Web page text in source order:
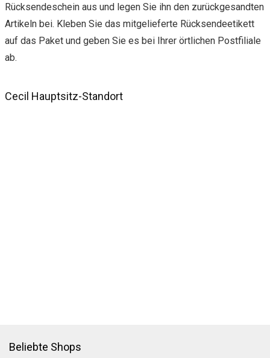
Rücksendeschein aus und legen Sie ihn den zurückgesandten
Artikeln bei. Kleben Sie das mitgelieferte Rücksendeetikett
auf das Paket und geben Sie es bei Ihrer örtlichen Postfiliale
ab.
Cecil Hauptsitz-Standort
Beliebte Shops